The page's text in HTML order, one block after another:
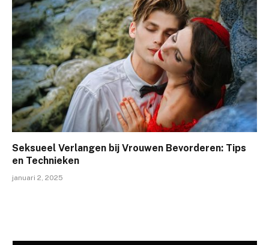
Seksueel Verlangen bij Vrouwen Bevorderen: Tips
en Technieken
januari 2, 2025